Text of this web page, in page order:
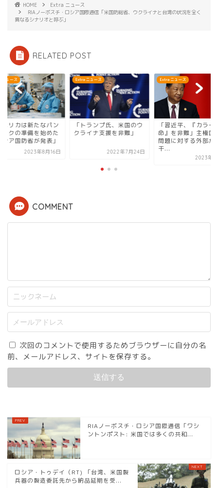
HOME
Extra ニュース
RIAノーボスチ・ロシア国際通信「米国防総省、ウクライナと台湾の状況を全く
異なるシナリオと呼ぶ」
RELATED POST
ニュース
ランプ氏、米国のウ
イナ支援を非難」
2022年7月24日
Extra ニュース
「習近平、『カラー革
命』を非難」主権国家の
Extra ニュース
「アメリカは新たな
デミックの準備を始
とロシア国防省が発
COMMENT
次回のコメントで使用するためブラウザーに自分の名
前、メールアドレス、サイトを保存する。
RIAノーボスチ・ロシア国際通信「ワシ
ントンポスト: 米国では多くの共和...
ロシア・トゥデイ（RT) 「台湾、米国製
兵器の製造委託先から納品延期を受...